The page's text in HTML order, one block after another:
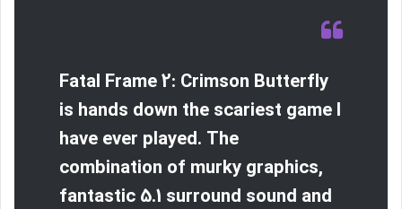
Fatal Frame 2: Crimson Butterfly
is hands down the scariest game I
have ever played. The
combination of murky graphics,
fantastic 5.1 surround sound and